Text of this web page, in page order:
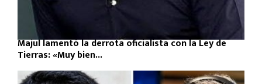
Majul lamentó la derrota oficialista con la Ley de
Tierras: «Muy bien...